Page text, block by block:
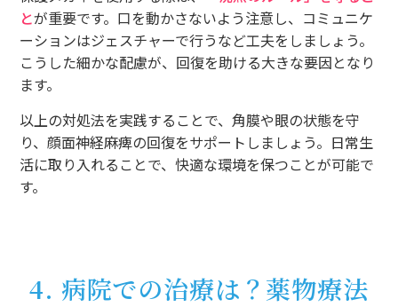
とが重要です。口を動かさないよう注意し、コミュニケ
ーションはジェスチャーで行うなど工夫をしましょう。
こうした細かな配慮が、回復を助ける大きな要因となり
ます。
以上の対処法を実践することで、角膜や眼の状態を守
り、顔面神経麻痺の回復をサポートしましょう。日常生
活に取り入れることで、快適な環境を保つことが可能で
す。
4. 病院での治療は？薬物療法